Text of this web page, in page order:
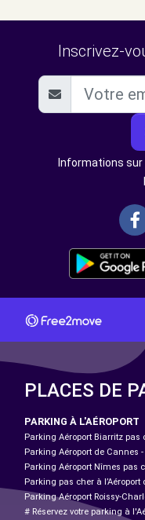
Inscrivez-
Informations
PLACES DE
PARKING À L'AÉROPORT
Parking Aéroport Biarritz pas
Parking Aéroport de Cannes
Parking Aéroport Nîmes pas
Parking pas cher à l’Aéroport
Parking Aéroport Roissy-
# Réservez votre parking à